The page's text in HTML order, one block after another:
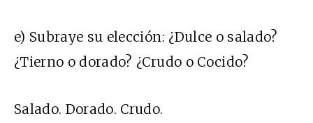
e) Subraye su elección: ¿Dulce o salado?
¿Tierno o dorado? ¿Crudo o Cocido?
Salado. Dorado. Crudo.